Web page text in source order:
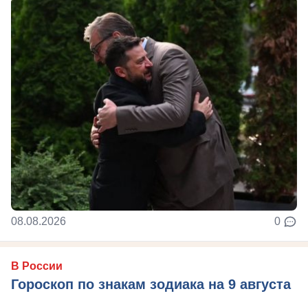
08.08.2026 0
В России
Гороскоп по знакам зодиака на 9 августа